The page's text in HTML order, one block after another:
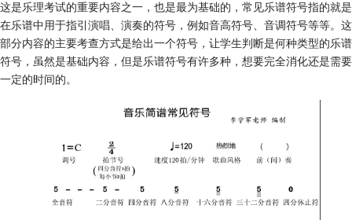
这是乐理考试的重要内容之一，也是最为基础的，常见乐谱符号指的就是
在乐谱中用于指引演唱、演奏的符号，例如音高符号、音调符号等等。这
部分内容的主要考查方式是给出一个符号，让学生判断是何种类型的乐谱
符号，虽然是基础内容，但是乐谱符号有许多种，想要完全消化还是需要
一定的时间的。